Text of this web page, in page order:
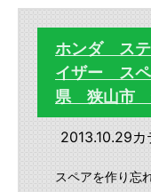
ホンダ ス
イザー ス
県 狭山市
2013.10.29カ
スペアを作り忘